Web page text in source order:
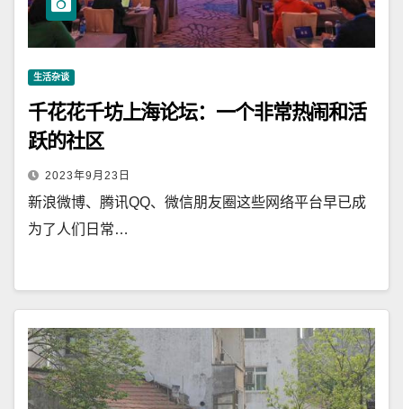
生活杂谈
千花花千坊上海论坛：一个非常热闹和活
跃的社区
2023年9月23日
新浪微博、腾讯QQ、微信朋友圈这些网络平台早已成
为了人们日常…